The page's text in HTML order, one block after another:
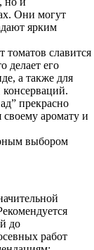
Они могут
ярким
томатов славится
делает его
а также для
прекрасно
своему аромату и
выбором
до
работ